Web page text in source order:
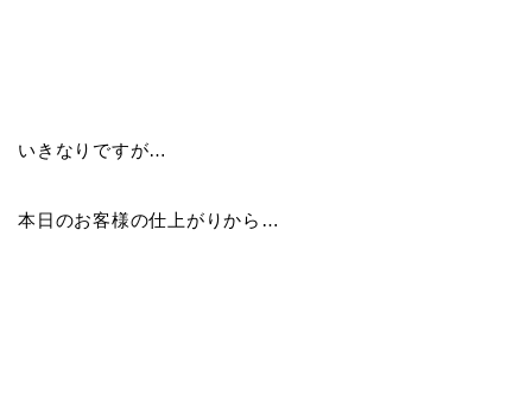
いきなりですが…
本日のお客様の仕上がりから…